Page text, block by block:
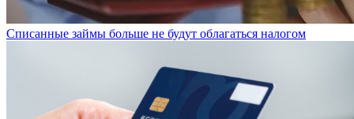
Списанные займы больше не будут облагаться налогом